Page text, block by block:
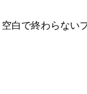
白で終わらない